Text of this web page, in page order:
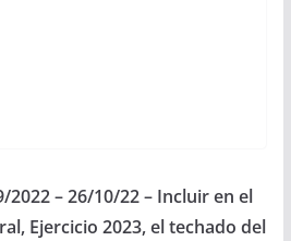
2022 – 26/10/22 – Incluir en el
Ejercicio 2023, el techado del